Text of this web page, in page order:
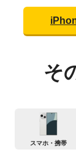
そ
スマホ・携帯